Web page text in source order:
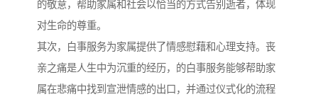
的敬意，帮助家属和社会以恰当的方式告别逝者，体现
对生命的尊重。
其次，白事服务为家属提供了情感慰藉和心理支持。丧
亲之痛是人生中为沉重的经历，的白事服务能够帮助家
属在悲痛中找到宣泄情感的出口，并通过仪式化的流程